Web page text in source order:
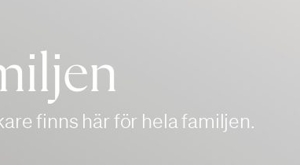
finns här för hela familjen.